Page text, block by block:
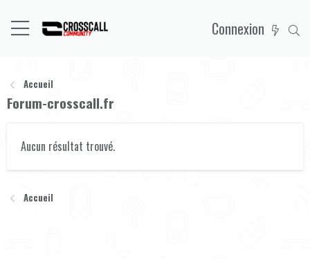
Connexion
Accueil
Forum-crosscall.fr
Aucun résultat trouvé.
Accueil